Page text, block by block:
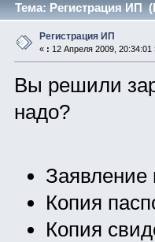
Тема: Регистрация ИП
Регистрация ИП
« : 12 Апреля 2009, 20:34:01
Вы решили
надо?
Копия
Копия